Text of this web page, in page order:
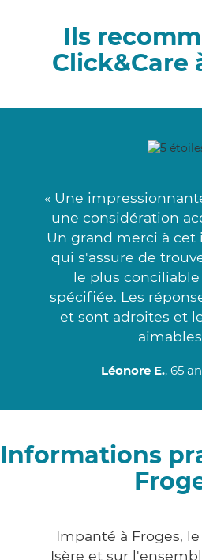
Ils
Click&Care
« Une
une considération
Un grand merci à
qui s'assure de
le plus conciliable
spécifiée. Les
et sont adroites et
Léonore E., 65
Informations
Impanté à Froges,
Isère et sur